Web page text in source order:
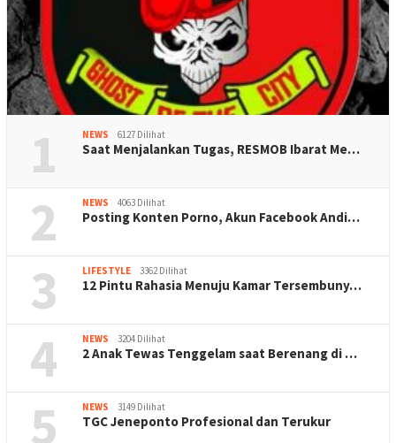
1 NEWS 6127 Dilihat
Saat Menjalankan Tugas, RESMOB Ibarat Me…
2 NEWS 4063 Dilihat
Posting Konten Porno, Akun Facebook Andi…
3 LIFESTYLE 3362 Dilihat
12 Pintu Rahasia Menuju Kamar Tersembuny…
4 NEWS 3204 Dilihat
2 Anak Tewas Tenggelam saat Berenang di …
5 NEWS 3149 Dilihat
TGC Jeneponto Profesional dan Terukur